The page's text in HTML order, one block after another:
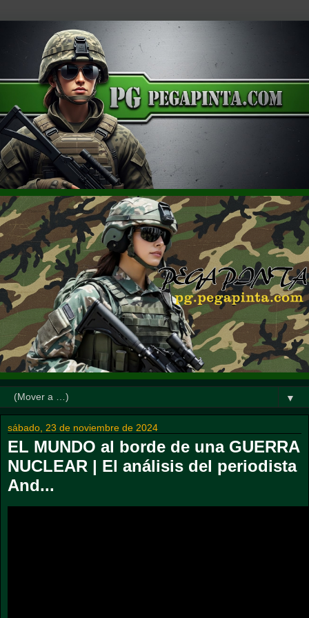
▼
sábado, 23 de noviembre de 2024
EL MUNDO al borde de una GUERRA
NUCLEAR | El análisis del periodista
And...